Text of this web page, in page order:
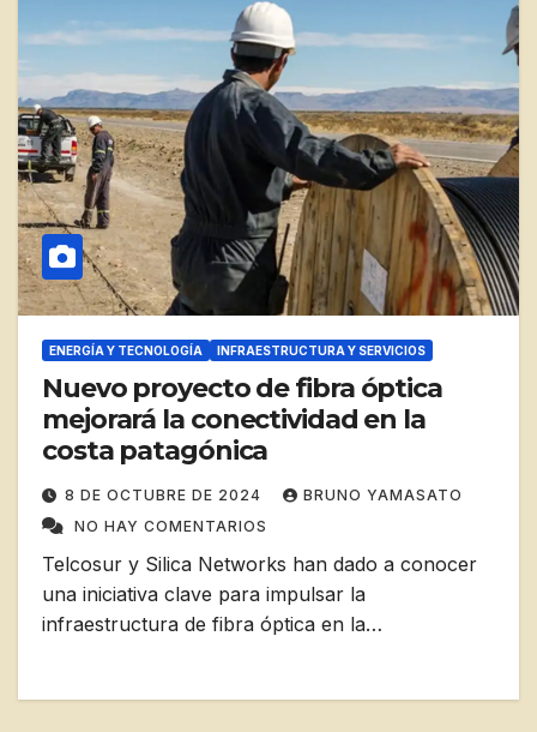
ENERGÍA Y TECNOLOGÍA INFRAESTRUCTURA Y SERVICIOS
Nuevo proyecto de fibra óptica
mejorará la conectividad en la
costa patagónica
8 DE OCTUBRE DE 2024
BRUNO YAMASATO
NO HAY COMENTARIOS
Telcosur y Silica Networks han dado a conocer
una iniciativa clave para impulsar la
infraestructura de fibra óptica en la…